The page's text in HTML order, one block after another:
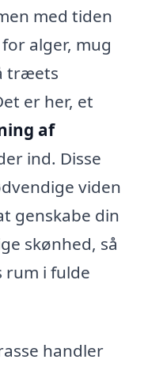
med tiden
alger, mug
træets
er her, et
af
ind. Disse
viden
genskabe din
skønhed, så
rum i fulde
handler